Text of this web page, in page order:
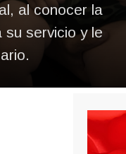
al conocer la
su servicio y le